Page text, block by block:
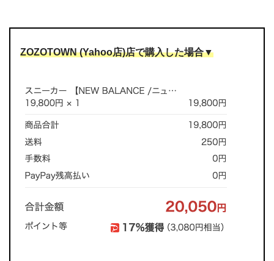
ZOZOTOWN (Yahoo店)店で購入した場合▼